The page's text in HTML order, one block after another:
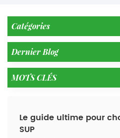
Catégories
Dernier Blog
MOTS CLÉS
Le guide ultime pour
SUP